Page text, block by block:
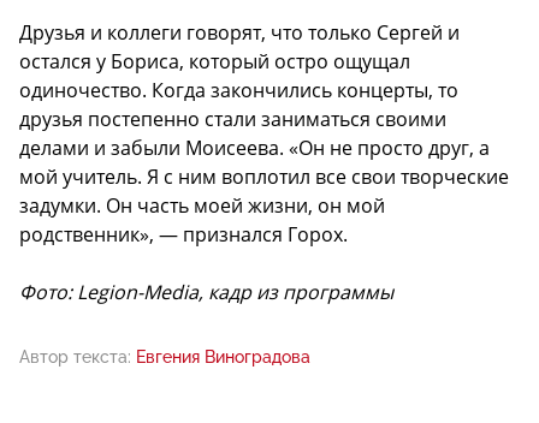
Друзья и коллеги говорят, что только Сергей и
остался у Бориса, который остро ощущал
одиночество. Когда закончились концерты, то
друзья постепенно стали заниматься своими
делами и забыли Моисеева. «Он не просто друг, а
мой учитель. Я с ним воплотил все свои творческие
задумки. Он часть моей жизни, он мой
родственник», — признался Горох.
Фото: Legion-Media, кадр из программы
Автор текста: Евгения Виноградова